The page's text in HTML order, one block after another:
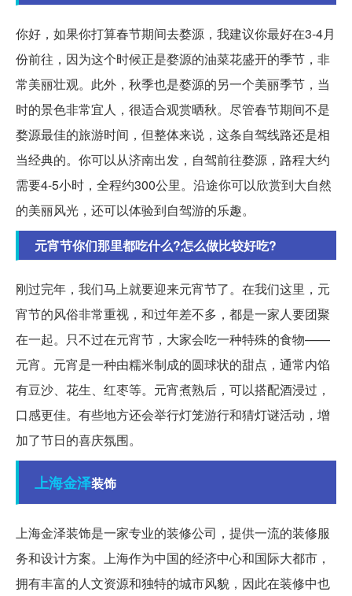
你好，如果你打算春节期间去婺源，我建议你最好在3-4月
份前往，因为这个时候正是婺源的油菜花盛开的季节，非
常美丽壮观。此外，秋季也是婺源的另一个美丽季节，当
时的景色非常宜人，很适合观赏晒秋。尽管春节期间不是
婺源最佳的旅游时间，但整体来说，这条自驾线路还是相
当经典的。你可以从济南出发，自驾前往婺源，路程大约
需要4-5小时，全程约300公里。沿途你可以欣赏到大自然
的美丽风光，还可以体验到自驾游的乐趣。
元宵节你们那里都吃什么?怎么做比较好吃?
刚过完年，我们马上就要迎来元宵节了。在我们这里，元
宵节的风俗非常重视，和过年差不多，都是一家人要团聚
在一起。只不过在元宵节，大家会吃一种特殊的食物——
元宵。元宵是一种由糯米制成的圆球状的甜点，通常内馅
有豆沙、花生、红枣等。元宵煮熟后，可以搭配酒浸过，
口感更佳。有些地方还会举行灯笼游行和猜灯谜活动，增
加了节日的喜庆氛围。
上海金泽装饰
上海金泽装饰是一家专业的装修公司，提供一流的装修服
务和设计方案。上海作为中国的经济中心和国际大都市，
拥有丰富的人文资源和独特的城市风貌，因此在装修中也